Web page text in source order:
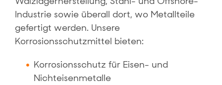
Industrie sowie überall dort, wo Metallteile
gefertigt werden. Unsere
Korrosionsschutzmittel bieten:
Korrosionsschutz für Eisen- und
Nichteisenmetalle